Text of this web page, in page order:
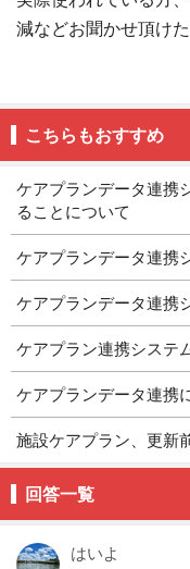
減などお聞かせ頂け
こちらもおすすめ
ケアプランデータ連携
ることについて
ケアプランデータ連携
ケアプランデータ連携
ケアプラン連携システ
ケアプランデータ連携
施設ケアプラン、更新
回答一覧
はいよ